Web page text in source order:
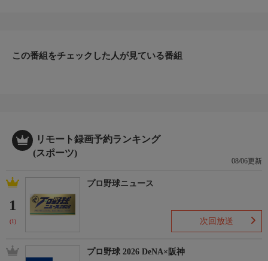
この番組をチェックした人が見ている番組
リモート録画予約ランキング
(スポーツ)
08/06更新
1
(1)
プロ野球ニュース
次回放送
プロ野球 2026 DeNA×阪神